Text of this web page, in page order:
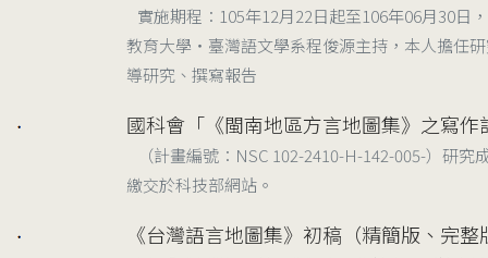
實施期程：105年12月22日起至106年06月30日
教育大學‧臺灣語文學系程俊源主持，本人擔任
導研究、撰寫報告
國科會「《閩南地區方言地圖集》之寫作
（計畫編號：NSC 102-2410-H-142-005-）研究
繳交於科技部網站。
《台灣語言地圖集》初稿（精簡版、完